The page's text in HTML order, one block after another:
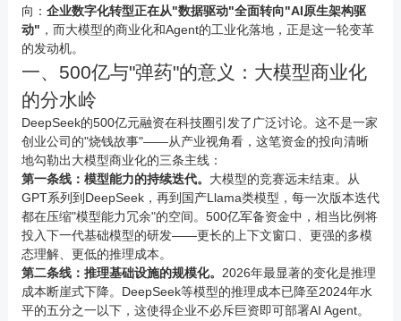
向： 企业数字化转型正在从"数据驱动"全面转向"AI原生架构驱
动" ，而大模型的商业化和Agent的工业化落地，正是这一轮变革
的发动机。
一、500亿与"弹药"的意义：大模型商业化
的分水岭
DeepSeek的500亿元融资在科技圈引发了广泛讨论。这不是一家
创业公司的"烧钱故事"——从产业视角看，这笔资金的投向清晰
地勾勒出大模型商业化的三条主线：
第一条线：模型能力的持续迭代。 大模型的竞赛远未结束。从
GPT系列到DeepSeek，再到国产Llama类模型，每一次版本迭代
都在压缩"模型能力冗余"的空间。500亿军备资金中，相当比例将
投入下一代基础模型的研发——更长的上下文窗口、更强的多模
态理解、更低的推理成本。
第二条线：推理基础设施的规模化。 2026年最显著的变化是推理
成本断崖式下降。DeepSeek等模型的推理成本已降至2024年水
平的五分之一以下，这使得企业不必斥巨资即可部署AI Agent。